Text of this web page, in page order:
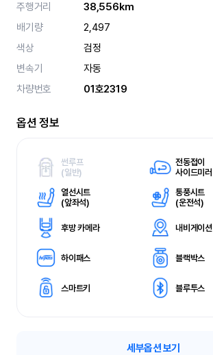
주행거리
38,556km
배기량
2,497
색상
검정
변속기
자동
차량번호
01호2319
옵션 정보
썬루프
(일반)
전동접이
사이드미러
열선시트
(앞좌석)
통풍시트
(운전석)
후방 카메라 내비게이션
하이패스 블랙박스
스마트키 블루투스
세부옵션 보기